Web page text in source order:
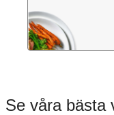
Se våra bästa